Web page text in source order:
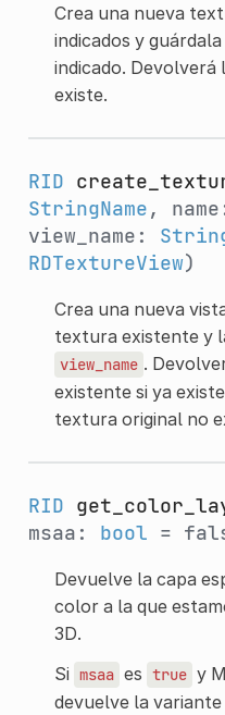
Crea una nueva
indicados y
indicado.
existe.
RID
StringName,
view_name:
RDTextureView)
Crea una nueva
textura existente y
view_name .
existente si ya
textura original no
RID
msaa: bool =
Devuelve la capa
color a la que
3D.
Si msaa es true y
devuelve la